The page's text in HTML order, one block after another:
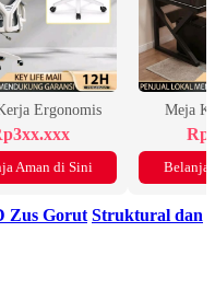
Ergonomis
Aman di Sini
Meja
Belanja
Zus Gorut Struktural dan